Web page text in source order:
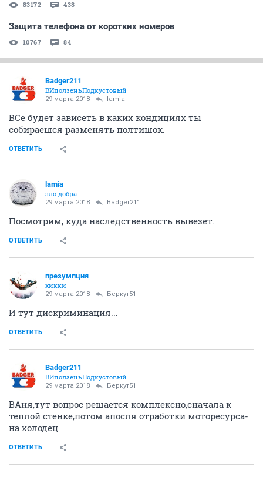
83172 438
Защита телефона от коротких номеров
10767 84
Badger211
ВИползеньПодкустовый
29 марта 2018 lamia
ВСе будет зависеть в каких кондициях ты
собираешся разменять полтишок.
ОТВЕТИТЬ
lamia
зло добра
29 марта 2018 Badger211
Посмотрим, куда наследственность вывезет.
ОТВЕТИТЬ
презумпция
хикки
29 марта 2018 Беркут51
И тут дискриминация...
ОТВЕТИТЬ
Badger211
ВИползеньПодкустовый
29 марта 2018 Беркут51
ВАня,тут вопрос решается комплексно,сначала к
теплой стенке,потом апосля отработки моторесурса-
на холодец
ОТВЕТИТЬ